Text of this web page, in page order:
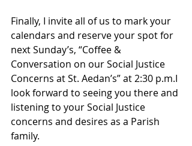
Finally, I invite all of us to mark your
calendars and reserve your spot for
next Sunday’s, “Coffee &
Conversation on our Social Justice
Concerns at St. Aedan’s” at 2:30 p.m.I
look forward to seeing you there and
listening to your Social Justice
concerns and desires as a Parish
family.